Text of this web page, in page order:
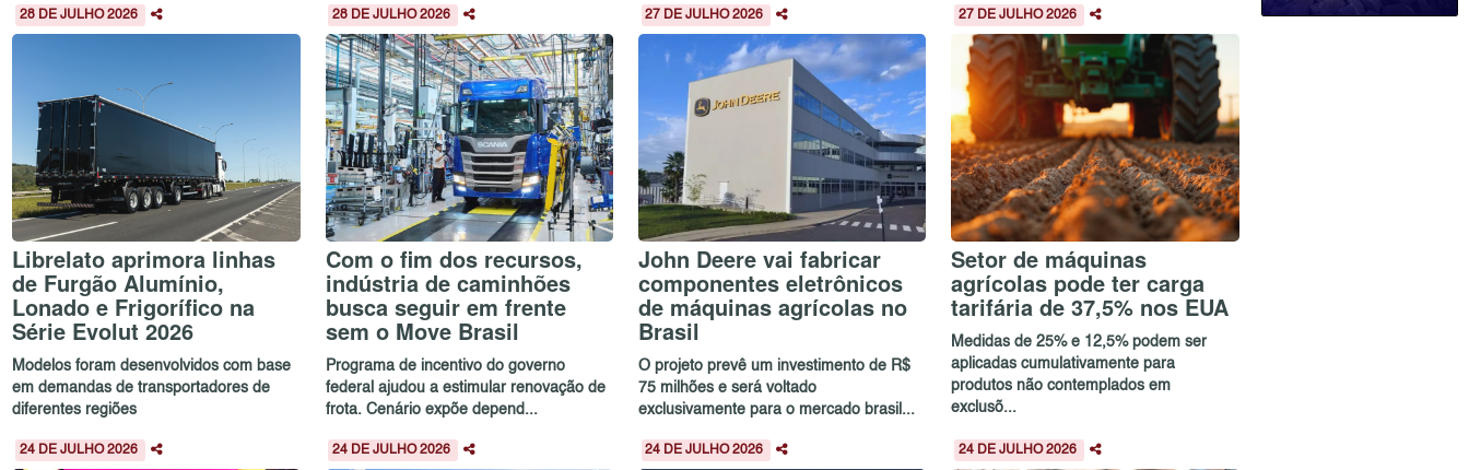
28 DE JULHO 2026
Librelato aprimora linhas
de Furgão Alumínio,
Lonado e Frigorífico na
Série Evolut 2026
Modelos foram desenvolvidos com base
em demandas de transportadores de
diferentes regiões
28 DE JULHO 2026
Com o fim dos recursos,
indústria de caminhões
busca seguir em frente
sem o Move Brasil
Programa de incentivo do governo
federal ajudou a estimular renovação de
frota. Cenário expõe depend...
27 DE JULHO 2026
John Deere vai fabricar
componentes eletrônicos
de máquinas agrícolas no
Brasil
O projeto prevê um investimento de R$
75 milhões e será voltado
exclusivamente para o mercado brasil...
27 DE JULHO 2026
Setor de máquinas
agrícolas pode ter carga
tarifária de 37,5% nos EUA
Medidas de 25% e 12,5% podem ser
aplicadas cumulativamente para
produtos não contemplados em
exclusõ...
24 DE JULHO 2026 24 DE JULHO 2026 24 DE JULHO 2026 24 DE JULHO 2026